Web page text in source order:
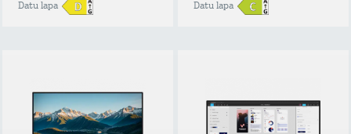
Datu lapa Datu lapa